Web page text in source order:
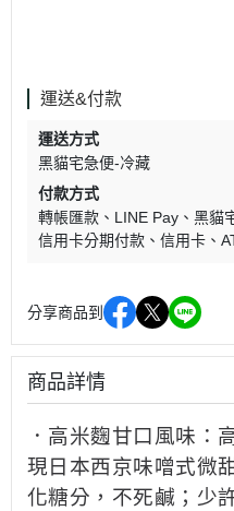
運送&付款
運送方式
黑貓宅急便-冷藏
付款方式
轉帳匯款
LINE Pay
黑貓
信用卡分期付款
信用卡
分享商品到
商品詳情
．高米麴甘口風味：
現日本西京味噌式微
化糖分，不死鹹；少